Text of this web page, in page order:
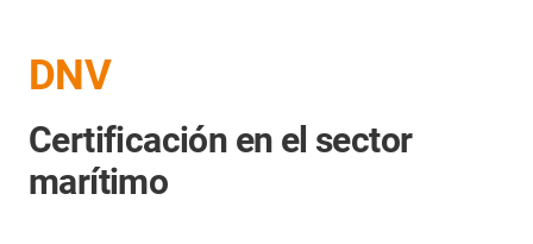
DNV
Certificación en el sector
marítimo